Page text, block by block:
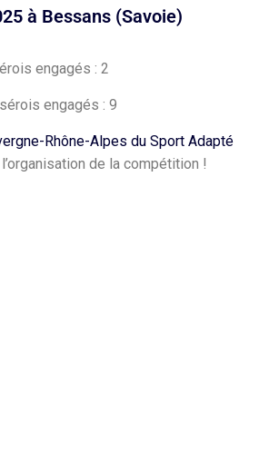
à Bessans (Savoie)
engagés : 2
engagés : 9
Rhône-Alpes du Sport Adapté
de la compétition !